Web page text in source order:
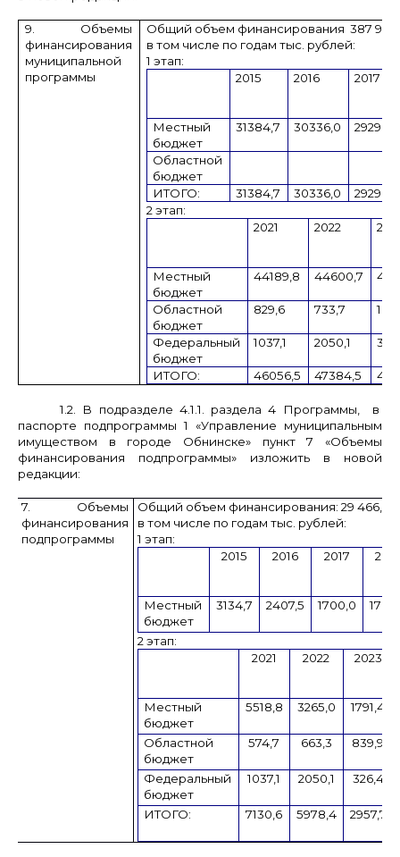
9. Объемы
финансирования
муниципальной
программы
Общий объем финансирования 387
в том числе по годам тыс. рублей:
1 этап:
2015
2016 2017
Местный
бюджет
31384,7 30336,0 29290,0
Областной
бюджет
ИТОГО:
31384,7 30336,0
29290,0
2 этап:
2021
2022
Местный
бюджет
44189,8 44600,7
Областной
бюджет
829,6 733,7
Федеральный
бюджет
1037,1 2050,1
ИТОГО: 46056,5 47384,5
1.2. В подразделе 4.1.1. раздела 4 Программы, в
паспорте подпрограммы 1 «Управление муниципальным
имуществом в городе Обнинске» пункт 7 «Объемы
финансирования подпрограммы» изложить в новой
редакции:
7. Объемы
финансирования
подпрограммы
Общий объем финансирования: 29 466,8
в том числе по годам тыс. рублей:
1 этап:
2015
2016 2017
Местный
бюджет
3134,7 2407,5 1700,0
2 этап:
2021
2022 2023
Местный
бюджет
5518,8 3265,0 1791,4
Областной
бюджет
574,7 663,3 839,9
Федеральный
бюджет
1037,1 2050,1 326,4
ИТОГО: 7130,6 5978,4 2957,7